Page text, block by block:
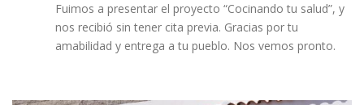
Fuimos a presentar el proyecto “Cocinando tu salud”, y
nos recibió sin tener cita previa. Gracias por tu
amabilidad y entrega a tu pueblo. Nos vemos pronto.